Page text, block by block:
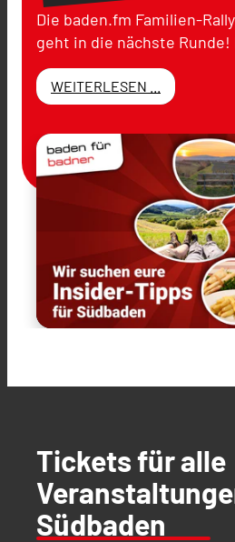
Die baden.fm Familien-
geht in die nächste
WEITERLESEN ...
Tickets für alle
Südbaden